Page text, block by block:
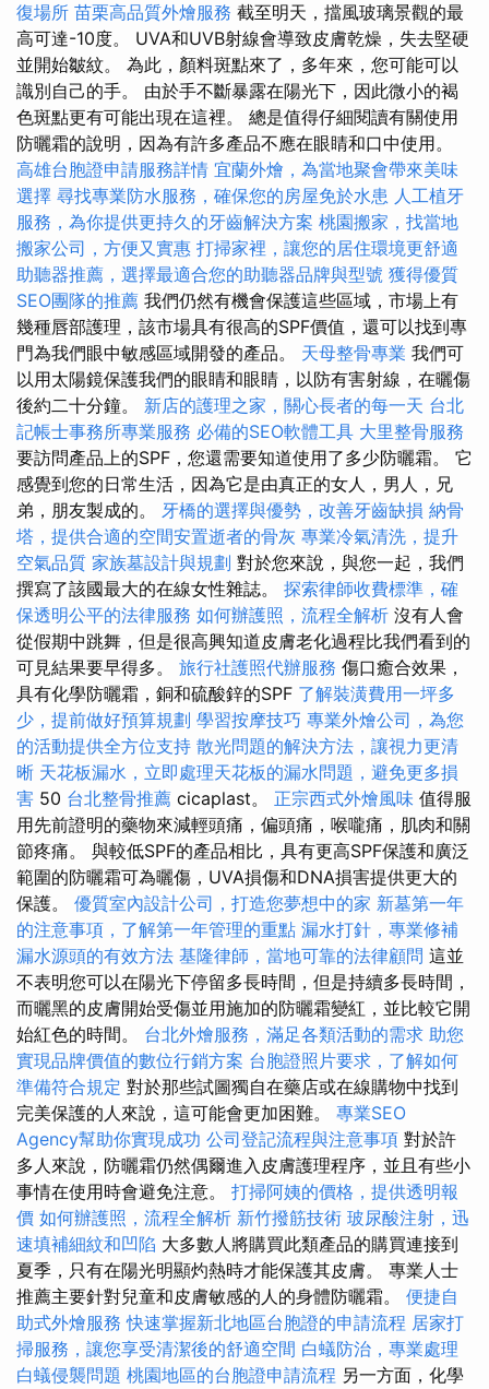
復場所 苗栗高品質外燴服務 截至明天，擋風玻璃景觀的最
高可達-10度。 UVA和UVB射線會導致皮膚乾燥，失去堅硬
並開始皺紋。 為此，顏料斑點來了，多年來，您可能可以
識別自己的手。 由於手不斷暴露在陽光下，因此微小的褐
色斑點更有可能出現在這裡。 總是值得仔細閱讀有關使用
防曬霜的說明，因為有許多產品不應在眼睛和口中使用。
高雄台胞證申請服務詳情 宜蘭外燴，為當地聚會帶來美味
選擇 尋找專業防水服務，確保您的房屋免於水患 人工植牙
服務，為你提供更持久的牙齒解決方案 桃園搬家，找當地
搬家公司，方便又實惠 打掃家裡，讓您的居住環境更舒適
助聽器推薦，選擇最適合您的助聽器品牌與型號 獲得優質
SEO團隊的推薦 我們仍然有機會保護這些區域，市場上有
幾種唇部護理，該市場具有很高的SPF價值，還可以找到專
門為我們眼中敏感區域開發的產品。 天母整骨專業 我們可
以用太陽鏡保護我們的眼睛和眼睛，以防有害射線，在曬傷
後約二十分鐘。 新店的護理之家，關心長者的每一天 台北
記帳士事務所專業服務 必備的SEO軟體工具 大里整骨服務
要訪問產品上的SPF，您還需要知道使用了多少防曬霜。 它
感覺到您的日常生活，因為它是由真正的女人，男人，兄
弟，朋友製成的。 牙橋的選擇與優勢，改善牙齒缺損 納骨
塔，提供合適的空間安置逝者的骨灰 專業冷氣清洗，提升
空氣品質 家族墓設計與規劃 對於您來說，與您一起，我們
撰寫了該國最大的在線女性雜誌。 探索律師收費標準，確
保透明公平的法律服務 如何辦護照，流程全解析 沒有人會
從假期中跳舞，但是很高興知道皮膚老化過程比我們看到的
可見結果要早得多。 旅行社護照代辦服務 傷口癒合效果，
具有化學防曬霜，銅和硫酸鋅的SPF 了解裝潢費用一坪多
少，提前做好預算規劃 學習按摩技巧 專業外燴公司，為您
的活動提供全方位支持 散光問題的解決方法，讓視力更清
晰 天花板漏水，立即處理天花板的漏水問題，避免更多損
害 50 台北整骨推薦 cicaplast。 正宗西式外燴風味 值得服
用先前證明的藥物來減輕頭痛，偏頭痛，喉嚨痛，肌肉和關
節疼痛。 與較低SPF的產品相比，具有更高SPF保護和廣泛
範圍的防曬霜可為曬傷，UVA損傷和DNA損害提供更大的
保護。 優質室內設計公司，打造您夢想中的家 新墓第一年
的注意事項，了解第一年管理的重點 漏水打針，專業修補
漏水源頭的有效方法 基隆律師，當地可靠的法律顧問 這並
不表明您可以在陽光下停留多長時間，但是持續多長時間，
而曬黑的皮膚開始受傷並用施加的防曬霜變紅，並比較它開
始紅色的時間。 台北外燴服務，滿足各類活動的需求 助您
實現品牌價值的數位行銷方案 台胞證照片要求，了解如何
準備符合規定 對於那些試圖獨自在藥店或在線購物中找到
完美保護的人來說，這可能會更加困難。 專業SEO
Agency幫助你實現成功 公司登記流程與注意事項 對於許
多人來說，防曬霜仍然偶爾進入皮膚護理程序，並且有些小
事情在使用時會避免注意。 打掃阿姨的價格，提供透明報
價 如何辦護照，流程全解析 新竹撥筋技術 玻尿酸注射，迅
速填補細紋和凹陷 大多數人將購買此類產品的購買連接到
夏季，只有在陽光明顯灼熱時才能保護其皮膚。 專業人士
推薦主要針對兒童和皮膚敏感的人的身體防曬霜。 便捷自
助式外燴服務快速掌握新北地區台胞證的申請流程 居家打
掃服務，讓您享受清潔後的舒適空間 白蟻防治，專業處理
白蟻侵襲問題 桃園地區的台胞證申請流程 另一方面，化學